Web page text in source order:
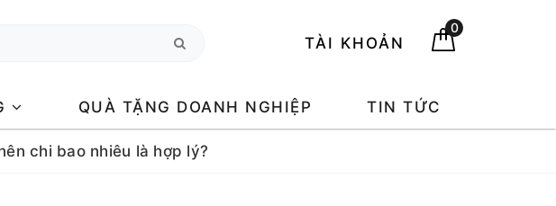
TÀI KHOẢN
0
QUÀ TẶNG DOANH NGHIỆP TIN TỨC
chi bao nhiêu là hợp lý?